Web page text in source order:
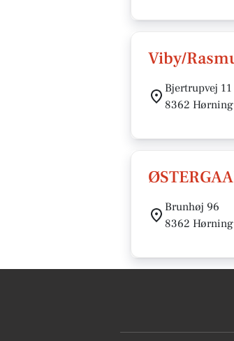
Viby/
Bjertrupvej 11
8362 Hørning
Brunhøj 96
8362 Hørning